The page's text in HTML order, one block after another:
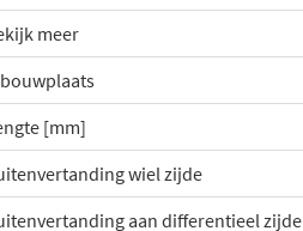
meer
[mm]
wiel zijde
aan differentieel zijde